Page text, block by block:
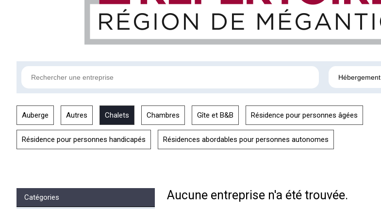
Hébergement
Auberge Autres Chalets Chambres Gîte et B&B Résidence pour personnes âgées
Résidence pour personnes handicapés Résidences abordables pour personnes autonomes
Catégories Aucune entreprise n'a été trouvée.